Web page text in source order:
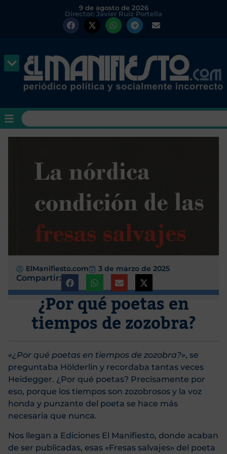
9 de agosto de 2026
Director: Javier Ruiz Portella
ElManifiesto.com 3 de marzo de 2025
Compartir:
¿Por qué poetas en
tiempos de zozobra?
«¿Por qué poetas en tiempos de zozobra?», se
preguntaba Hölderlin y recordaba tantas veces
Heidegger. ¿Por qué poetas? Precisamente por
eso, porque los tiempos son zozobrosos y la voz
honda y punzante del poeta se hace más
necesaria que nunca.
Nos llegan a Ediciones El Manifiesto, donde acaban
de ser publicadas, esas «Fresas salvajes» del poeta